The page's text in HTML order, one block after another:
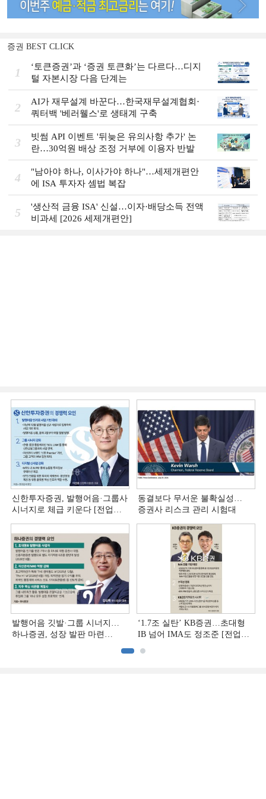
증권 BEST CLICK
1
‘토큰증권’과 ‘증권 토큰화’는 다르다…디지
털 자본시장 다음 단계는
2
AI가 재무설계 바꾼다…한국재무설계협회·
쿼터백 '베러웰스'로 생태계 구축
3
빗썸 API 이벤트 '뒤늦은 유의사항 추가' 논
란…30억원 배상 조정 거부에 이용자 반발
4
"남아야 하나, 이사가야 하나"…세제개편안
에 ISA 투자자 셈법 복잡
5
'생산적 금융 ISA' 신설…이자·배당소득 전액
비과세 [2026 세제개편안]
신한투자증권, 발행어음·그룹사
시너지로 체급 키운다 [전업계
동결보다 무서운 불확실성…
증권사 리스크 관리 시험대
발행어음 깃발·그룹 시너지…
하나증권, 성장 발판 마련
‘1.7조 실탄’ KB증권…초대형
IB 넘어 IMA도 정조준 [전업계